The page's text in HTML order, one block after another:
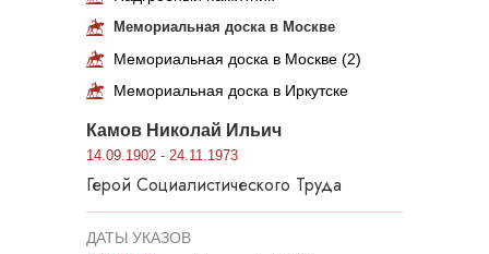
Мемориальная доска в Москве
Мемориальная доска в Москве (2)
Мемориальная доска в Иркутске
Камов Николай Ильич
14.09.1902 - 24.11.1973
Герой Социалистического Труда
ДАТЫ УКАЗОВ